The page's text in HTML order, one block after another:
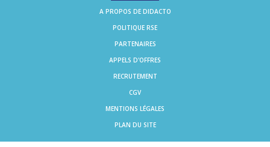
A PROPOS DE DIDACTO
POLITIQUE RSE
PARTENAIRES
APPELS D'OFFRES
RECRUTEMENT
CGV
MENTIONS LÉGALES
PLAN DU SITE